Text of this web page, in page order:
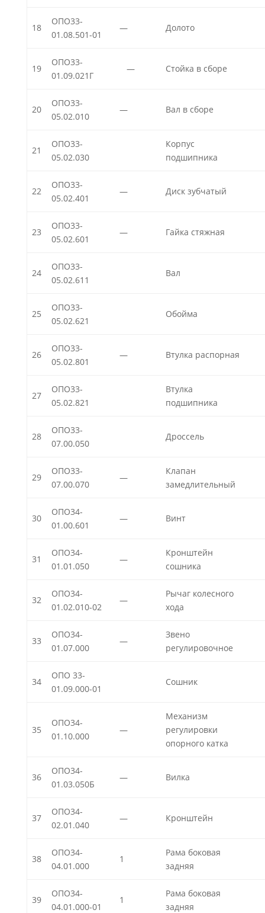
18
ОПО33-
01.08.501-01
— Долото
19
ОПО33-
01.09.021Г
— Стойка в сборе
20
ОПО33-
05.02.010
— Вал в сборе
21
ОПО33-
05.02.030
Корпус
подшипника
22
ОПО33-
05.02.401
— Диск зубчатый
23
ОПО33-
05.02.601
— Гайка стяжная
24
ОПО33-
05.02.611
Вал
25
ОПО33-
05.02.621
Обойма
26
ОПО33-
05.02.801
— Втулка распорная
27
ОПО33-
05.02.821
Втулка
подшипника
28
ОПО33-
07.00.050
Дроссель
29
ОПО33-
07.00.070
—
Клапан
замедлительный
30
ОПО34-
01.00.601
— Винт
31
ОПО34-
01.01.050
—
Кронштейн
сошника
32
ОПО34-
01.02.010-02
—
Рычаг колесного
хода
33
ОПО34-
01.07.000
—
Звено
регулировочное
34
ОПО 33-
01.09.000-01
Сошник
35
ОПО34-
01.10.000
—
Механизм
регулировки
опорного катка
36
ОПО34-
01.03.050Б
— Вилка
37
ОПО34-
02.01.040
— Кронштейн
38
ОПО34-
04.01.000
1
Рама боковая
задняя
39
ОПО34-
04.01.000-01
1
Рама боковая
задняя